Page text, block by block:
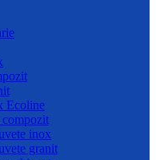
Ecoline
inox
granit